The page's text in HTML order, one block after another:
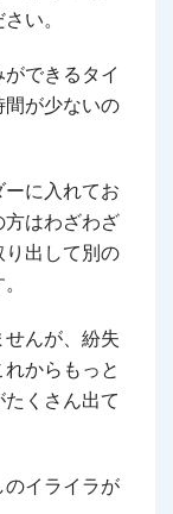
い。
できるタイ
間が少ないの
ーに入れてお
方はわざわざ
り出して別の
せんが、紛失
からもっと
くさん出て
のイライラが